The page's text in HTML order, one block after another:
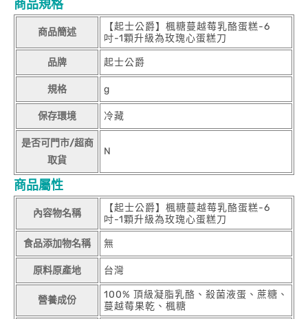
商品規格
商品簡述
【起士公爵】楓糖蔓越莓乳酪蛋糕-6
吋-1顆升級為玫瑰心蛋糕刀
品牌 起士公爵
規格 g
保存環境 冷藏
是否可門市/超商
取貨
N
商品屬性
內容物名稱
【起士公爵】楓糖蔓越莓乳酪蛋糕-6
吋-1顆升級為玫瑰心蛋糕刀
食品添加物名稱 無
原料原產地 台灣
營養成份
100% 頂級凝脂乳酪、殺菌液蛋、蔗糖、
蔓越莓果乾、楓糖